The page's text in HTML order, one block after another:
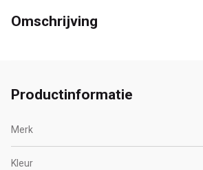
Omschrijving
Productinformatie
Merk
Kleur